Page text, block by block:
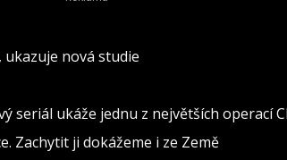
nová studie
seriál ukáže jednu z největších operací
Zachytit ji dokážeme i ze Země